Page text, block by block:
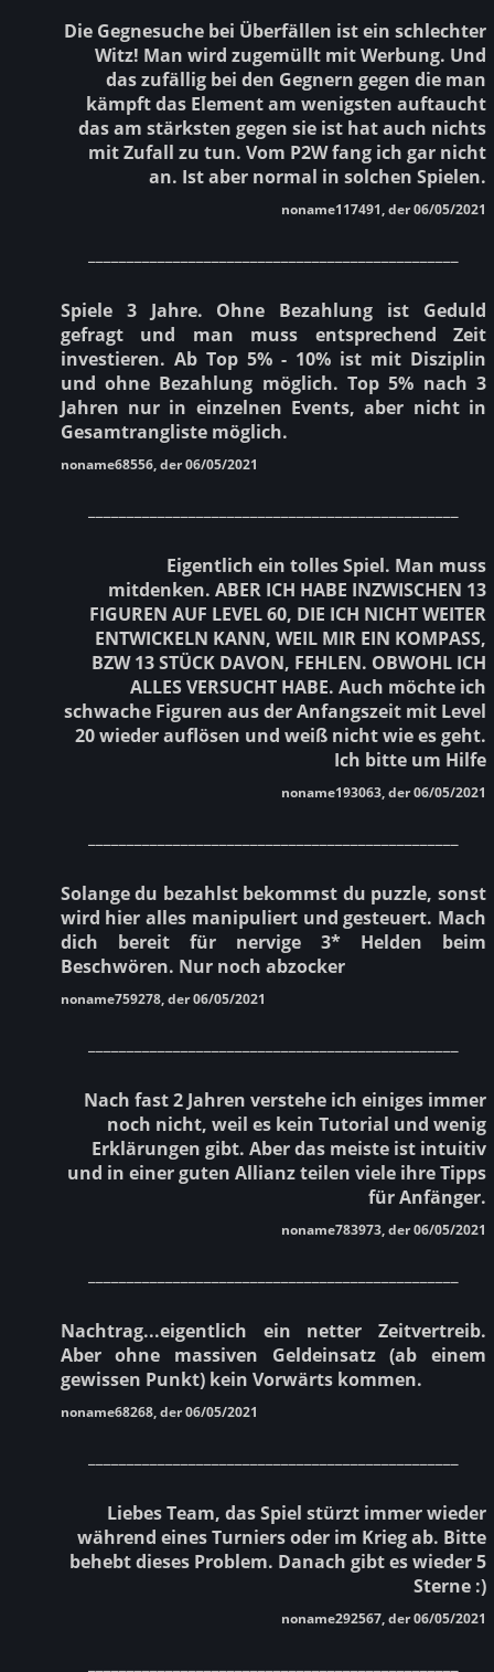
Die Gegnesuche bei Überfällen ist ein schlechter
Witz! Man wird zugemüllt mit Werbung. Und
das zufällig bei den Gegnern gegen die man
kämpft das Element am wenigsten auftaucht
das am stärksten gegen sie ist hat auch nichts
mit Zufall zu tun. Vom P2W fang ich gar nicht
an. Ist aber normal in solchen Spielen.
noname117491, der 06/05/2021
Spiele 3 Jahre. Ohne Bezahlung ist Geduld
gefragt und man muss entsprechend Zeit
investieren. Ab Top 5% - 10% ist mit Disziplin
und ohne Bezahlung möglich. Top 5% nach 3
Jahren nur in einzelnen Events, aber nicht in
Gesamtrangliste möglich.
noname68556, der 06/05/2021
Eigentlich ein tolles Spiel. Man muss
mitdenken. ABER ICH HABE INZWISCHEN 13
FIGUREN AUF LEVEL 60, DIE ICH NICHT WEITER
ENTWICKELN KANN, WEIL MIR EIN KOMPASS,
BZW 13 STÜCK DAVON, FEHLEN. OBWOHL ICH
ALLES VERSUCHT HABE. Auch möchte ich
schwache Figuren aus der Anfangszeit mit Level
20 wieder auflösen und weiß nicht wie es geht.
Ich bitte um Hilfe
noname193063, der 06/05/2021
Solange du bezahlst bekommst du puzzle, sonst
wird hier alles manipuliert und gesteuert. Mach
dich bereit für nervige 3* Helden beim
Beschwören. Nur noch abzocker
noname759278, der 06/05/2021
Nach fast 2 Jahren verstehe ich einiges immer
noch nicht, weil es kein Tutorial und wenig
Erklärungen gibt. Aber das meiste ist intuitiv
und in einer guten Allianz teilen viele ihre Tipps
für Anfänger.
noname783973, der 06/05/2021
Nachtrag...eigentlich ein netter Zeitvertreib.
Aber ohne massiven Geldeinsatz (ab einem
gewissen Punkt) kein Vorwärts kommen.
noname68268, der 06/05/2021
Liebes Team, das Spiel stürzt immer wieder
während eines Turniers oder im Krieg ab. Bitte
behebt dieses Problem. Danach gibt es wieder 5
Sterne :)
noname292567, der 06/05/2021